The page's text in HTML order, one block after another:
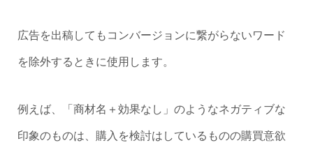
広告を出稿してもコンバージョンに繋がらないワード
を除外するときに使用します。
例えば、「商材名＋効果なし」のようなネガティブな
印象のものは、購入を検討はしているものの購買意欲